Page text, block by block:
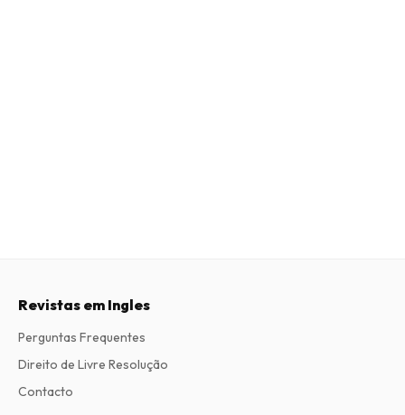
Revistas em Ingles
Perguntas Frequentes
Direito de Livre Resolução
Contacto